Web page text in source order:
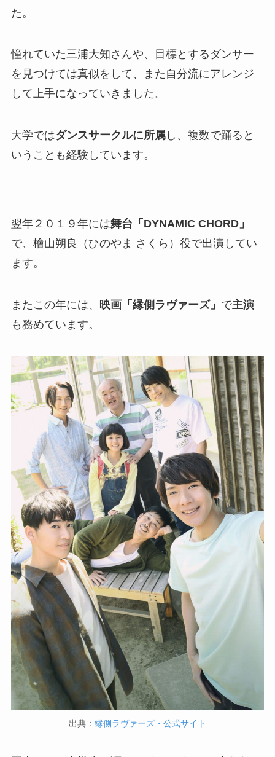
た。
憧れていた三浦大知さんや、目標とするダンサー
を見つけては真似をして、また自分流にアレンジ
して上手になっていきました。
大学ではダンスサークルに所属し、複数で踊ると
いうことも経験しています。
翌年２０１９年には舞台「DYNAMIC CHORD」
で、檜山朔良（ひのやま さくら）役で出演してい
ます。
またこの年には、 映画「縁側ラヴァーズ」 で主演
も務めています。
出典： 縁側ラヴァーズ・公式サイト